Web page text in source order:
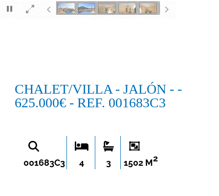
×
CHALET/VILLA - JALÓN - -
625.000€ - REF. 001683C3
001683C3 4 3 1502 M2